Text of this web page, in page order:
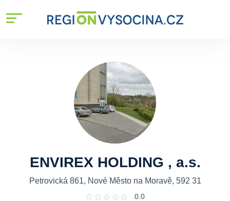
ENVIREX HOLDING , a.s.
Petrovická 861, Nové Město na Moravě, 592 31
0.0